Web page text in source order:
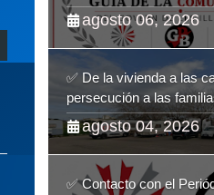
revalidan más de cinco
Guía de la
de les Illes Balears
agosto 06, 2026
✅ De la vivienda a las
persecución a las
la complicidad de un
heredado
agosto 04, 2026
✅ Contacto con el